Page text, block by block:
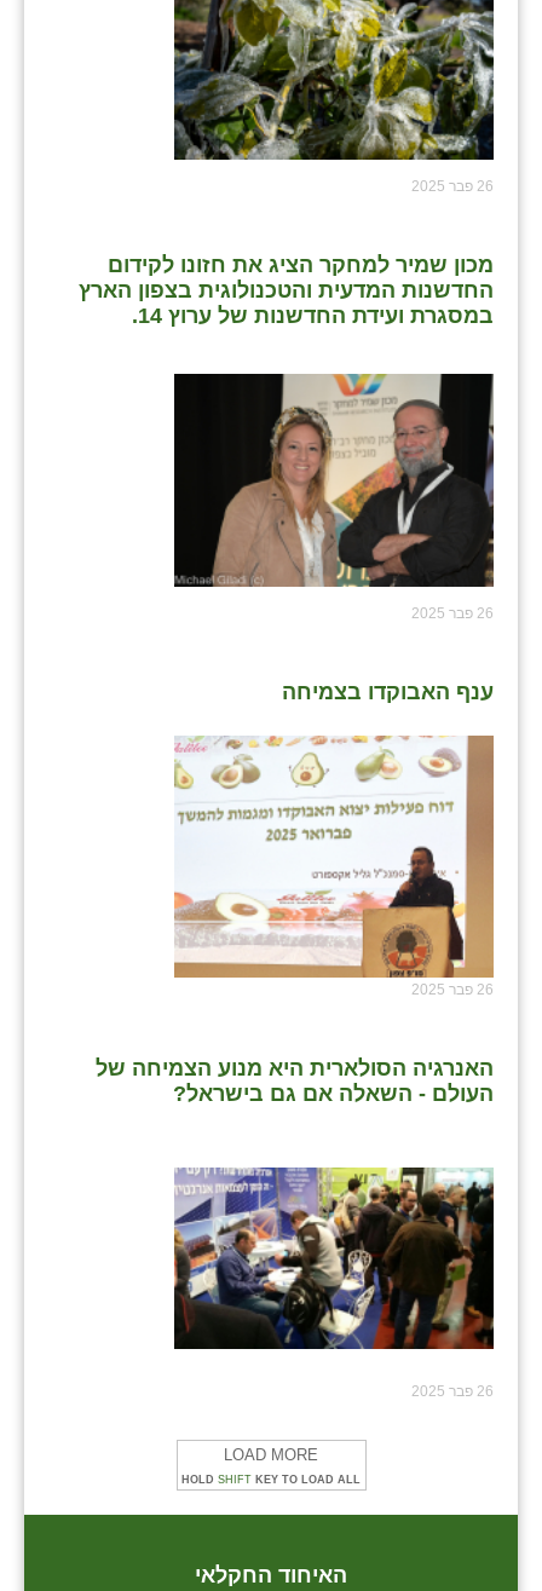
26 פבר 2025
מכון שמיר למחקר הציג את חזונו לקידום
החדשנות המדעית והטכנולוגית בצפון הארץ
במסגרת ועידת החדשנות של ערוץ 14.
26 פבר 2025
ענף האבוקדו בצמיחה
26 פבר 2025
האנרגיה הסולארית היא מנוע הצמיחה של
העולם - השאלה אם גם בישראל?
26 פבר 2025
LOAD MORE
HOLD SHIFT KEY TO LOAD ALL
האיחוד החקלאי